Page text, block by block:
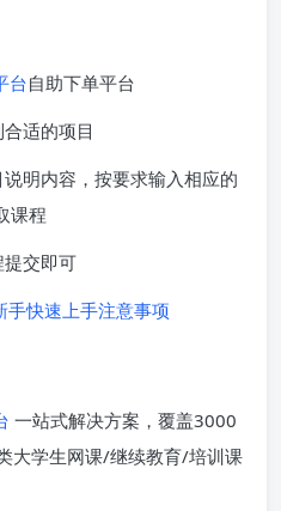
台自助下单平台
适的项目
明内容，按要求输入相应的
课程
交即可
手快速上手注意事项
一站式解决方案，覆盖3000
大学生网课/继续教育/培训课